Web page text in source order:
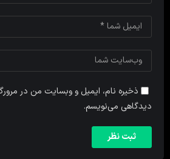
ذخیره نام، ایمیل و وبسایت من در
دیدگاهی می‌نویسم.